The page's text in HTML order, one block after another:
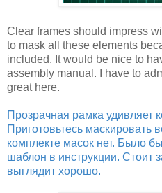
Clear frames should impress
to mask all these elements
included. It would be nice to
assembly manual. I have to
great here.
Прозрачная рамка удивляет
Приготовьтесь маскировать
комплекте масок нет. Было
шаблон в инструкции. Стоит
выглядит хорошо.